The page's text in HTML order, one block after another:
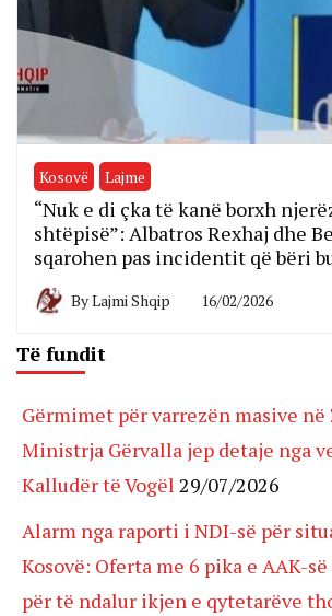
Kosovë Lajme
“Nuk e di çka të kanë borxh
shtëpisë”: Albatros Rexhaj dhe
sqarohen pas incidentit që bëri
ByLajmi Shqip 16/02/2026
Të fundit
Gërmimet për varrezën masive në
Ministrja Gërvalla jep detaje nga
Kalludër të Vogël 29/07/2026
Alarm nga raporti i NDI-së për
Kosovë: Oferta me 6 pika e AAK-
për të ndalur ikjen e qytetarëve